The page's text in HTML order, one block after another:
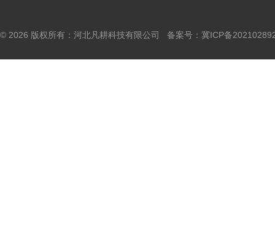
© 2026 版权所有：河北凡耕科技有限公司 备案号： 冀ICP备